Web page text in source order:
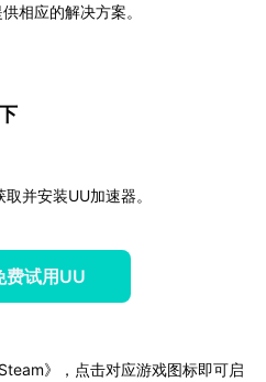
相应的解决方案。
并安装UU加速器。
费试用UU
》，点击对应游戏图标即可启